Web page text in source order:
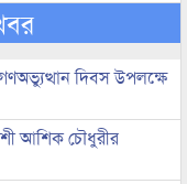
দিবস উপলক্ষে
আশিক চৌধুরীর